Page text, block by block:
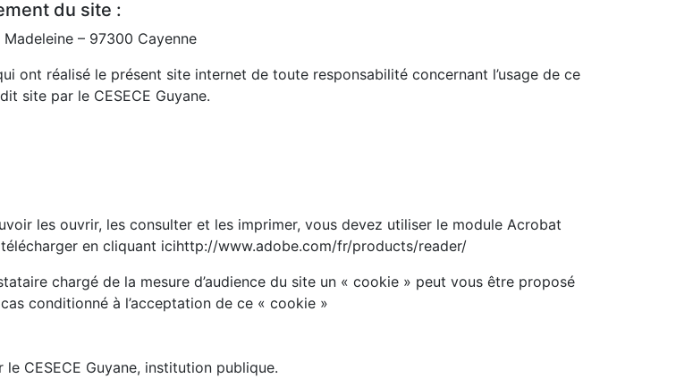
du site :
Madeleine – 97300 Cayenne
ont réalisé le présent site internet de toute responsabilité concernant l’usage de ce
site par le CESECE Guyane.
les ouvrir, les consulter et les imprimer, vous devez utiliser le module Acrobat
en cliquant icihttp://www.adobe.com/fr/products/reader/
chargé de la mesure d’audience du site un « cookie » peut vous être proposé
conditionné à l’acceptation de ce « cookie »
CESECE Guyane, institution publique.